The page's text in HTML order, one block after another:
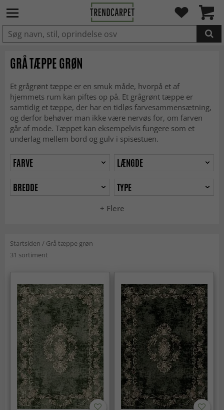
LAGT I INDKØBSKURVEN.
GRÅ TÆPPE GRØN
Et grågrønt tæppe er en smuk måde, hvorpå et af
hjemmets rum kan piftes op på. Et grågrønt tæppe er
samtidig et tæppe, der har en tidløs farvesammensætning,
og derfor behøver man ikke være nervøs for, om farven
går af mode. Tæppet kan eksempelvis fungere som et
underlag mellem bord og gulv i spisestuen.
+ Flere
FARVE
LÆNGDE
BREDDE
TYPE
Startsiden / Grå tæppe grøn
31 sortiment